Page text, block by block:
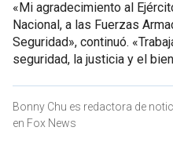
«Mi agradecimiento al
Nacional, a las Fuerzas
Seguridad», continuó.
seguridad, la justicia y el
Bonny Chu es redactora de
en Fox News